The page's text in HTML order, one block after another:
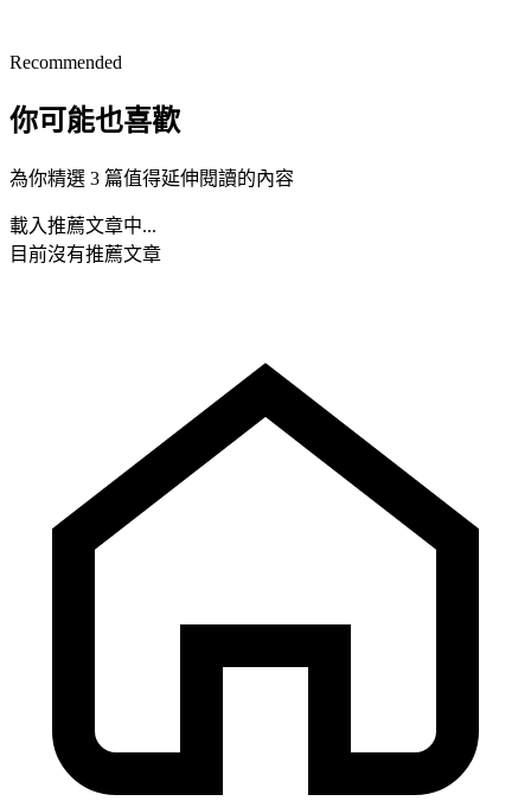
Recommended
你可能也喜歡
為你精選 3 篇值得延伸閱讀的內容
載入推薦文章中...
目前沒有推薦文章